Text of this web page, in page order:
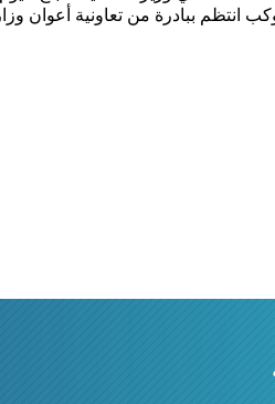
بالسيّد راشد أحمد هارون المدير العام